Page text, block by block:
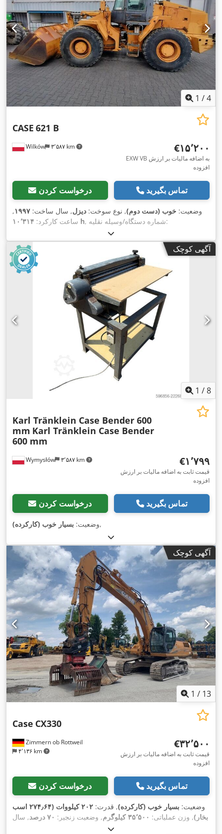
1 /4
Wilków ۳٬۵۸۷ km
CASE 621 B
‎€۱۵٬۲۰۰
EXW VB به اضافه مالیات بر ارزش
افزوده
درخواست کردن تماس بگیرید
وضعیت: خوب (دست دوم), نوع سوخت: دیزل, سال ساخت: ۱۹۹۷,
ساعت کارکرد: ۱۰٬۳۱۴ h
, شماره دستگاه/وسیله نقلیه:
آگهی کوچک
1 /8
Wymysłów ۳٬۵۸۷ km
Karl Tränklein Case Bender 600
mm Karl Tränklein Case Bender
600 mm
‎€۱٬۷۹۹
قیمت ثابت به اضافه مالیات بر ارزش
افزوده
درخواست کردن تماس بگیرید
وضعیت: بسیار خوب (کارکرده) ,
آگهی کوچک
1 / 13
Zimmern ob Rottweil
۴٬۱۳۶ km
Case CX330
‎€۳۲٬۵۰۰
قیمت ثابت به اضافه مالیات بر ارزش
افزوده
درخواست کردن تماس بگیرید
وضعیت: بسیار خوب (کارکرده), قدرت:
۲۰۲ کیلووات (۲۷۴٫۶۴ اسب
بخار), وزن عملیاتی: ۳۵٬۵۰۰ کیلوگرم , وضعیت زنجیر: ۷۰ درصد
, سال
ساخت: